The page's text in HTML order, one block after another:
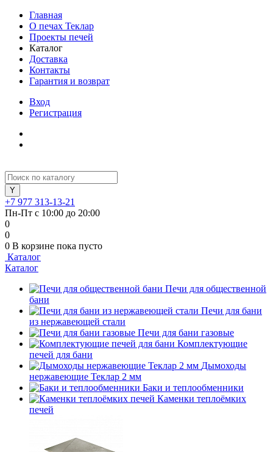
Главная
О печах Теклар
Проекты печей
Каталог
Доставка
Контакты
Гарантия и возврат
Вход
Регистрация
+7 977 313-13-21
Пн-Пт с 10:00 до 20:00
0
0
0 В корзине пока пусто
Каталог
Каталог
Печи для общественной
бани
Печи для бани
из нержавеющей стали
Печи для бани газовые
Комплектующие
печей для бани
Дымоходы
нержавеющие Теклар 2 мм
Баки и теплообменники
Каменки теплоёмких
печей